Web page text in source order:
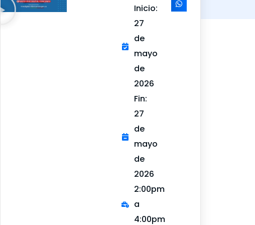
Inicio:
27
de
mayo
de
2026
Fin:
27
de
mayo
de
2026
2:00pm
a
4:00pm